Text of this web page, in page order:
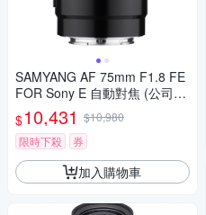
SAMYANG AF 75mm F1.8 FE
FOR Sony E 自動對焦 (公司
貨)
$10,431 $10,980
限時下殺
券
加入購物車